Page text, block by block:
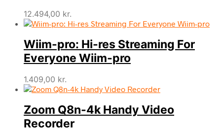
12.494,00 kr.
Wiim-pro: Hi-res Streaming For
Everyone Wiim-pro
1.409,00 kr.
Zoom Q8n-4k Handy Video
Recorder